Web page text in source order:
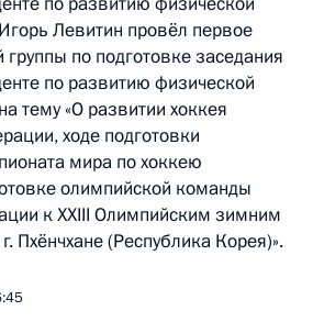
Левитин провёл первое
по подготовке заседания
по развитию физической
тему «О развитии хоккея
ходе подготовки
мира по хоккею
олимпийской команды
к XXIII Олимпийским зимним
Пхёнчхане (Республика Корея)».